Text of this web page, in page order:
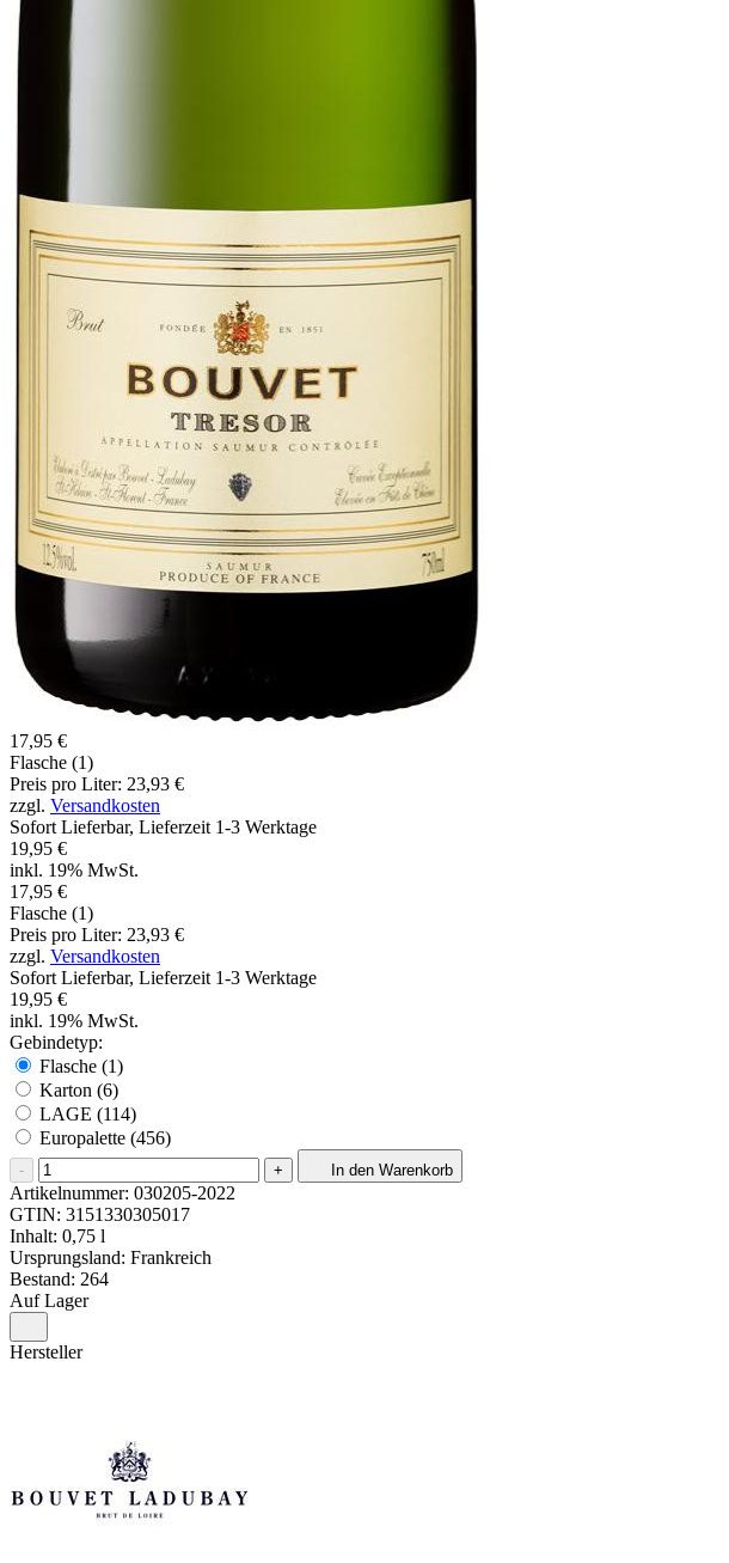
17,95 €
Flasche (1)
Preis pro Liter: 23,93 €
zzgl. Versandkosten
Sofort Lieferbar, Lieferzeit 1-3 Werktage
19,95 €
inkl. 19% MwSt.
17,95 €
Flasche (1)
Preis pro Liter: 23,93 €
zzgl. Versandkosten
Sofort Lieferbar, Lieferzeit 1-3 Werktage
19,95 €
inkl. 19% MwSt.
Gebindetyp:
Flasche (1)
Karton (6)
LAGE (114)
Europalette (456)
- + In den Warenkorb
Artikelnummer: 030205-2022
GTIN: 3151330305017
Inhalt: 0,75 l
Ursprungsland: Frankreich
Bestand: 264
Auf Lager
Hersteller